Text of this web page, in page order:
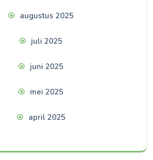
augustus 2025
juli 2025
juni 2025
mei 2025
april 2025